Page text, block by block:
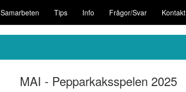
Samarbeten Tips Info Frågor/Svar Kontakt
MAI - Pepparkaksspelen 2025